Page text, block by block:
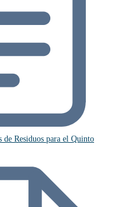
de Residuos para el Quinto